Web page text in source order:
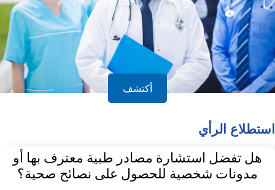
أكتشف
استطلاع الرأي
هل تفضل استشارة مصادر طبية معترف بها أو
مدونات شخصية للحصول على نصائح صحية؟